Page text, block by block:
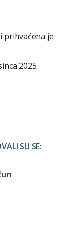
prihvaćena je
2025.
SU SE: